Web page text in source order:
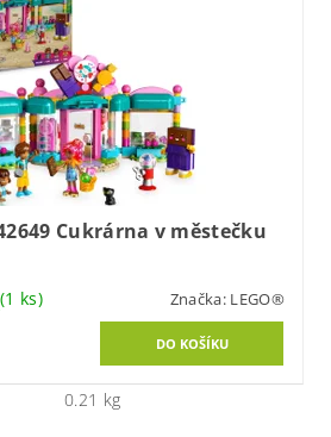
Cukrárna v městečku
(1 ks) Značka: LEGO®
0.21 kg